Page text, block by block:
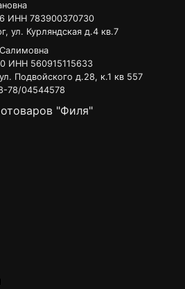
ИНН 783900370730
ул. Курляндская д.4 кв.7
ИНН 560915115633
Подвойского д.28, к.1 кв 557
78/04544578
"Филя"